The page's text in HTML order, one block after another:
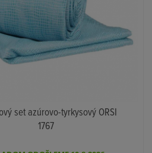
KÚPIŤ
set azúrovo-tyrkysový ORSI
1767